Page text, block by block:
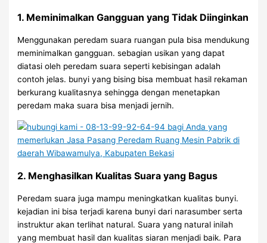
1. Meminimalkan Gangguan yang Tidak Diinginkan
Menggunakan peredam suara ruangan pula bisa mendukung
meminimalkan gangguan. sebagian usikan yang dapat
diatasi oleh peredam suara seperti kebisingan adalah
contoh jelas. bunyi yang bising bisa membuat hasil rekaman
berkurang kualitasnya sehingga dengan menetapkan
peredam maka suara bisa menjadi jernih.
2. Menghasilkan Kualitas Suara yang Bagus
Peredam suara juga mampu meningkatkan kualitas bunyi.
kejadian ini bisa terjadi karena bunyi dari narasumber serta
instruktur akan terlihat natural. Suara yang natural inilah
yang membuat hasil dan kualitas siaran menjadi baik. Para